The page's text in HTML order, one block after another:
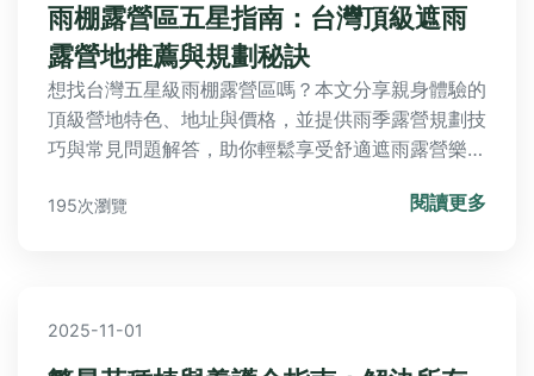
雨棚露營區五星指南：台灣頂級遮雨
露營地推薦與規劃秘訣
想找台灣五星級雨棚露營區嗎？本文分享親身體驗的
頂級營地特色、地址與價格，並提供雨季露營規劃技
巧與常見問題解答，助你輕鬆享受舒適遮雨露營樂
195次瀏覽 閱讀更多
2025-11-01